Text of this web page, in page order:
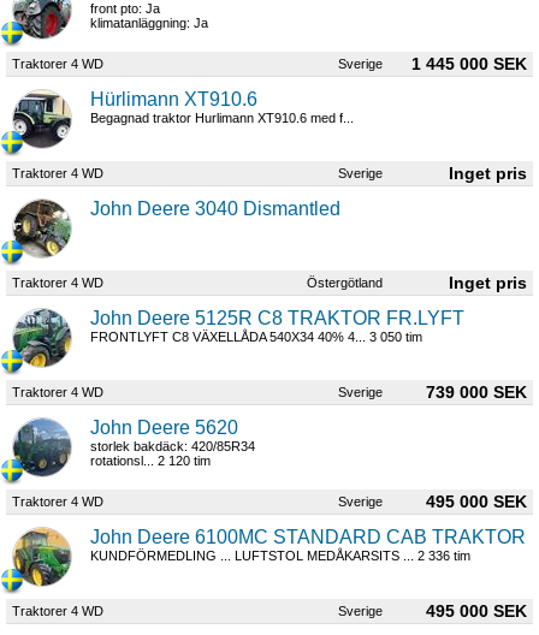
front pto: Ja
klimatanläggning: Ja
Traktorer 4 WD Sverige 1 445 000 SEK
Hürlimann XT910.6
Begagnad traktor Hurlimann XT910.6 med f...
Traktorer 4 WD Sverige
John Deere 3040 Dismantled
Traktorer 4 WD Östergötland
John Deere 5125R C8 TRAKTOR FR.LYFT
FRONTLYFT C8 VÄXELLÅDA 540X34 40% 4... 3 050 tim
Traktorer 4 WD Sverige 739 000 SEK
John Deere 5620
storlek bakdäck: 420/85R34
rotationsl... 2 120 tim
Traktorer 4 WD Sverige 495 000 SEK
John Deere 6100MC STANDARD CAB TRAKTOR
KUNDFÖRMEDLING ... LUFTSTOL MEDÅKARSITS ... 2 336 tim
Traktorer 4 WD Sverige 495 000 SEK